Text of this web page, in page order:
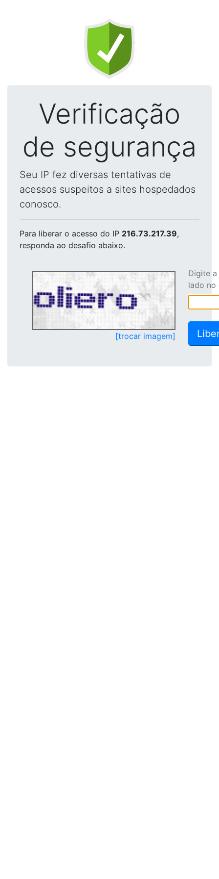
Verificação
de segurança
Seu IP fez diversas tentativas de
acessos suspeitos a sites hospedados
conosco.
Para liberar o acesso do IP 216.73.217.39,
responda ao desafio abaixo.
[trocar imagem]
Digite
lado no